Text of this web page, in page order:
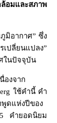
อมและสภาพ
มิอากาศ” ซึ่ง
เปลี่ยนแปลง”
ในปัจจุบัน
องจาก
ใช้คำนี้ คำ
พูดแห่งปีของ
คำยอดนิยม